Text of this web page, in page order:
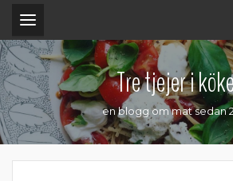
Tre tjejer i
en blogg om mat sedan